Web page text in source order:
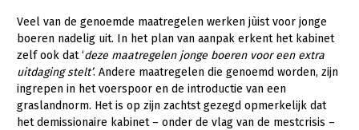
Glastuinbouw
Paddenstoelen
Vollegrondsgroente
Webinars
Over LTO
LTO Nederland
Mensen
Veel van de genoemde maatregelen werken jùist voor jonge
boeren nadelig uit. In het plan van aanpak erkent het kabinet
zelf ook dat ‘deze maatregelen jonge boeren voor een extra
uitdaging stelt’. Andere maatregelen die genoemd worden, zijn
ingrepen in het voerspoor en de introductie van een
graslandnorm. Het is op zijn zachtst gezegd opmerkelijk dat
het demissionaire kabinet – onder de vlag van de mestcrisis –